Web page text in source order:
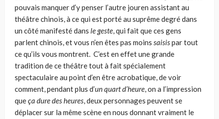
pouvais manquer d’y penser l’autre jouren assistant au
théâtre chinois, à ce qui est porté au suprême degré dans
un côté manifesté dans le geste, qui fait que ces gens
parlent chinois, et vous n’en êtes pas moins saisispar tout
ce qu’ils vous montrent. C’est en effet une grande
tradition de ce théâtre tout à fait spécialement
spectaculaire au point d’en être acrobatique, de voir
comment, pendant plus d’un quart d’heure, on a l’impression
queça dure des heures, deux personnages peuvent se
déplacer sur la même scène en nous donnant vraiment le